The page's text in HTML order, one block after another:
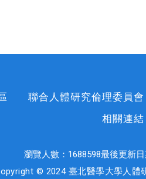
聯合人體研究倫理委員會
相關連結
瀏覽人數： 1688598最後更新日
© 2024 臺北醫學大學人體